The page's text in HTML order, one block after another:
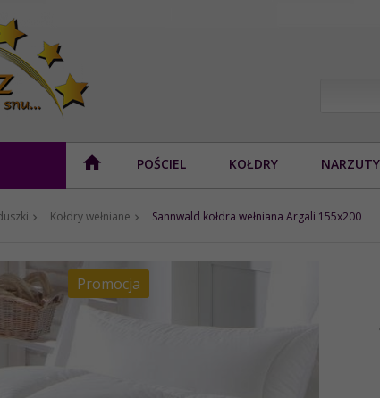
POŚCIEL KOŁDRY NARZUTY
Kołdry wełniane Sannwald kołdra wełniana Argali 155x200
Promocja